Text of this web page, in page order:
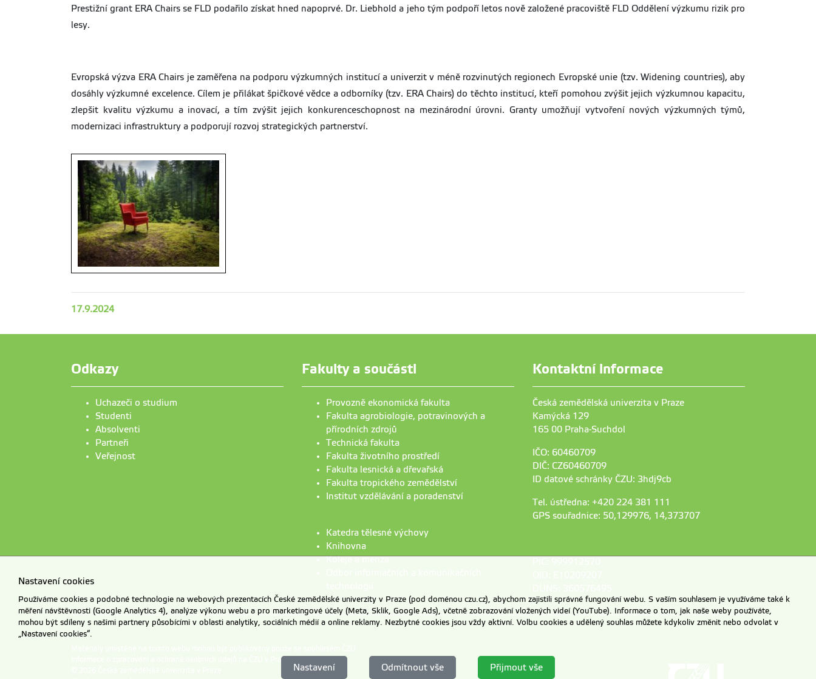
Prestižní grant ERA Chairs se FLD podařilo získat hned napoprvé. Dr. Liebhold a jeho tým podpoří letos nově založené pracoviště FLD Oddělení výzkumu rizik pro
lesy.
Evropská výzva ERA Chairs je zaměřena na podporu výzkumných institucí a univerzit v méně rozvinutých regionech Evropské unie (tzv. Widening countries), aby
dosáhly výzkumné excelence. Cílem je přilákat špičkové vědce a odborníky (tzv. ERA Chairs) do těchto institucí, kteří pomohou zvýšit jejich výzkumnou kapacitu,
zlepšit kvalitu výzkumu a inovací, a tím zvýšit jejich konkurenceschopnost na mezinárodní úrovni. Granty umožňují vytvoření nových výzkumných týmů,
modernizaci infrastruktury a podporují rozvoj strategických partnerství.
17.9.2024
Odkazy
Uchazeči o studium
Studenti
Absolventi
Partneři
Veřejnost
Fakulty a součásti
Provozně ekonomická fakulta
Fakulta agrobiologie, potravinových a
přírodních zdrojů
Technická fakulta
Fakulta životního prostředí
Fakulta lesnická a dřevařská
Fakulta tropického zemědělství
Institut vzdělávání a poradenství
Katedra tělesné výchovy
Knihovna
Koleje a menza
Kontaktní informace
Česká zemědělská univerzita v Praze
Kamýcká 129
165 00 Praha-Suchdol
IČO: 60460709
DIČ: CZ60460709
ID datové schránky ČZU: 3hdj9cb
Tel. ústředna: +420 224 381 111
GPS souřadnice: 50,129976, 14,373707
Informace o zpracování a ochraně osobních údajů na ČZU v Praze
Nastavení cookies
Používáme cookies a podobné technologie na webových prezentacích České zemědělské univerzity v Praze (pod doménou czu.cz), abychom zajistili správné fungování webu. S vaším souhlasem je využíváme také k
měření návštěvnosti (Google Analytics 4), analýze výkonu webu a pro marketingové účely (Meta, Sklik, Google Ads), včetně zobrazování vložených videí (YouTube). Informace o tom, jak naše weby používáte,
mohou být sdíleny s našimi partnery působícími v oblasti analytiky, sociálních médií a online reklamy. Nezbytné cookies jsou vždy aktivní. Volbu cookies a udělený souhlas můžete kdykoliv změnit nebo odvolat v
„Nastavení cookies“.
Nastavení Odmítnout vše Přijmout vše